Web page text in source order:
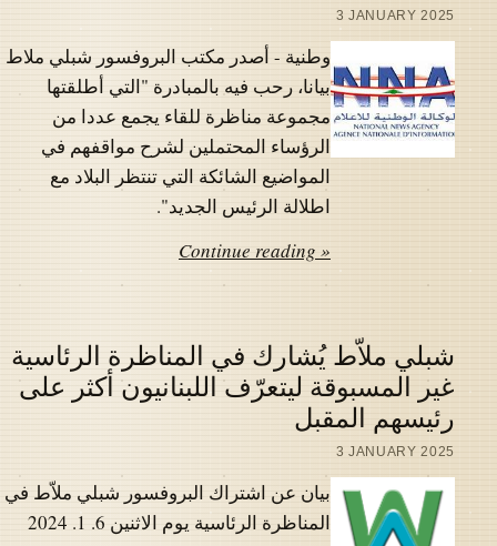
3 JANUARY 2025
وطنية - أصدر مكتب البروفسور شبلي ملاط
بيانا، رحب فيه بالمبادرة "التي أطلقتها
مجموعة مناظرة للقاء يجمع عددا من
الرؤساء المحتملين لشرح مواقفهم في
المواضيع الشائكة التي تنتظر البلاد مع
اطلالة الرئيس الجديد".
Continue reading »
شبلي ملاّط يُشارك في المناظرة الرئاسية
غير المسبوقة ليتعرّف اللبنانيون أكثر على
رئيسهم المقبل
3 JANUARY 2025
بيان عن اشتراك البروفسور شبلي ملاّط في
المناظرة الرئاسية يوم الاثنين 6. 1. 2024